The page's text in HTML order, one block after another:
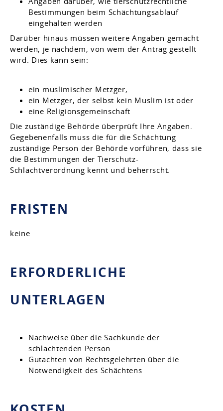
Bestimmungen beim Schächtungsablauf
eingehalten werden
Darüber hinaus müssen weitere Angaben gemacht
werden, je nachdem, von wem der Antrag gestellt
wird. Dies kann sein:
ein muslimischer Metzger,
ein Metzger, der selbst kein Muslim ist oder
eine Religionsgemeinschaft
Die zuständige Behörde überprüft Ihre Angaben.
Gegebenenfalls muss die für die Schächtung
zuständige Person der Behörde vorführen, dass sie
die Bestimmungen der Tierschutz-
Schlachtverordnung kennt und beherrscht.
FRISTEN
keine
ERFORDERLICHE
UNTERLAGEN
Nachweise über die Sachkunde der
schlachtenden Person
Gutachten von Rechtsgelehrten über die
Notwendigkeit des Schächtens